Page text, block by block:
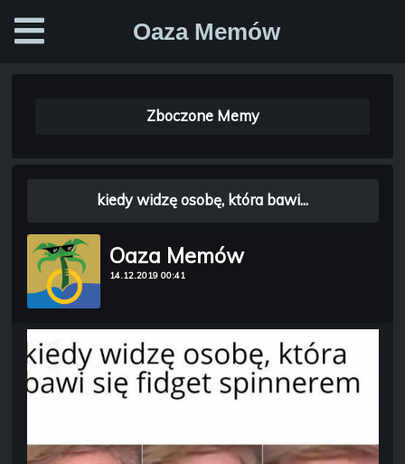
Oaza Memów
Zboczone Memy
Oaza Memów
14.12.2019 00:41
kiedy widzę osobę, która bawi...